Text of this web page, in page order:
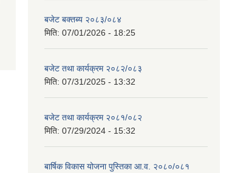
बजेट बक्तब्य २०८३/०८४
मिति: 07/01/2026 - 18:25
बजेट तथा कार्यक्रम २०८२/०८३
मिति: 07/31/2025 - 13:32
बजेट तथा कार्यक्रम २०८१/०८२
मिति: 07/29/2024 - 15:32
बार्षिक विकास योजना पुस्तिका आ.व. २०८०/०८१